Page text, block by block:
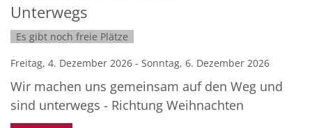
Unterwegs
Es gibt noch freie Plätze
Freitag, 4. Dezember 2026 - Sonntag, 6. Dezember 2026
Wir machen uns gemeinsam auf den Weg und
sind unterwegs - Richtung Weihnachten